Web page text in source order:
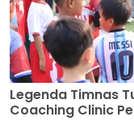
Legenda Timnas
Coaching Clinic